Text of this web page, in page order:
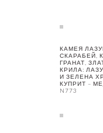
КАМЕЯ
СКАРАБЕЙ,
ГРАНАТ,
КРИЛА:
И ЗЕЛЕНА
КУПРИТ –
N773